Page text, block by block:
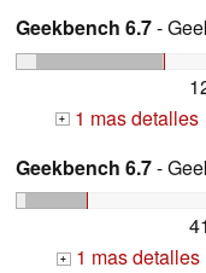
Geekbench 6.7-
+ 1 mas detalles
Geekbench 6.7-
+ 1 mas detalles